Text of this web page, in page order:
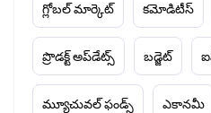
గ్లోబల్ మార్కెట్ కమోడిటీస్
ప్రొడక్ట్ అప్‌డేట్స్ బడ్జెట్
మ్యూచువల్ ఫండ్స్ ఎకానమీ